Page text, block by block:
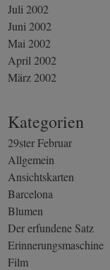
Juli 2002
Juni 2002
Mai 2002
April 2002
März 2002
Kategorien
29ster Februar
Allgemein
Ansichtskarten
Barcelona
Blumen
Der erfundene Satz
Erinnerungsmaschine
Film